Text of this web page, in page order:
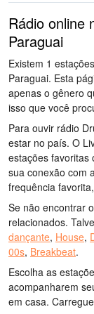
Rádio online
Paraguai
Existem 1
Paraguai. Esta
apenas o gênero
isso que você
Para ouvir rádio
estar no país. O
estações favoritas
sua conexão com
frequência
Se não encontrar
relacionados.
dançante, House,
00s, Breakbeat.
Escolha as
acompanharem
em casa.